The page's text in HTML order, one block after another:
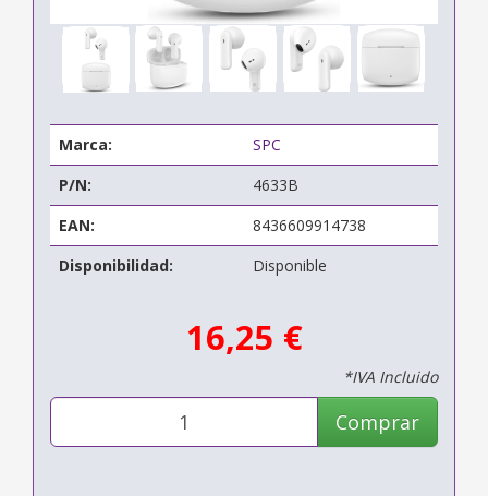
Marca:
SPC
P/N:
4633B
EAN:
8436609914738
Disponibilidad:
Disponible
16,25 €
*IVA Incluido
Comprar